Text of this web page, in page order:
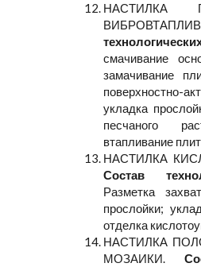
НАСТИЛКА
смачивание
замачивание
поверхностно-
укладка
песчаного
втапливание
НАСТИЛКА
Состав
Разметка
прослойки;
отделка
НАСТИЛКА
МОЗАИКИ.